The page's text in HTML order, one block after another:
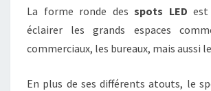
La forme ronde des spots LED
éclairer les grands espaces
commerciaux, les bureaux, mais aussi
En plus de ses différents atouts, le